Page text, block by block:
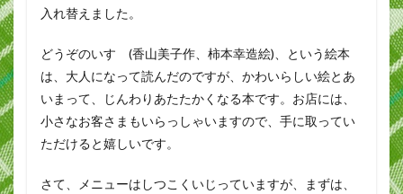
入れ替えました。
どうぞのいす (香山美子作、柿本幸造絵)、という絵本
は、大人になって読んだのですが、かわいらしい絵とあ
いまって、じんわりあたたかくなる本です。お店には、
小さなお客さまもいらっしゃいますので、手に取ってい
ただけると嬉しいです。
さて、メニューはしつこくいじっていますが、まずは、